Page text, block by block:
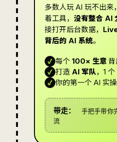
多数人玩 AI 玩不出来
着工具， 没有整合 AI
接打开后台数据，
背后的 AI 系统。
✓ 每个 100× 生意背
✓ 打造 AI 军队，1
✓ 你的第一个 AI 实操
带走：
手把手带
流